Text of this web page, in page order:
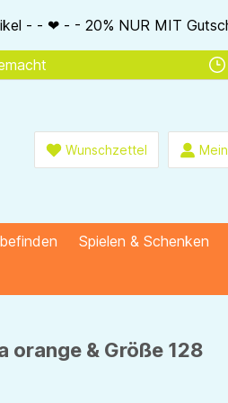
Gutscheincode:
Wunschzettel
Spielen & Schenken
orange & Größe 128